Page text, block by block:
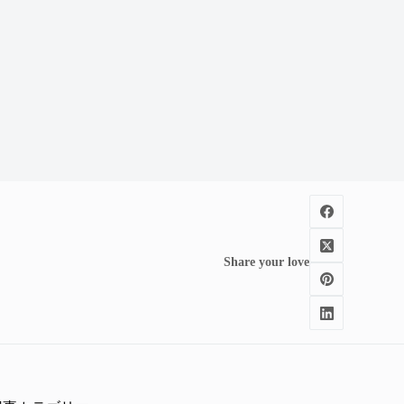
Share your love